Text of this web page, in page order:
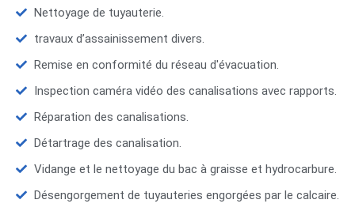
Nettoyage de tuyauterie.
travaux d’assainissement divers.
Remise en conformité du réseau d'évacuation.
Inspection caméra vidéo des canalisations avec rapports.
Réparation des canalisations.
Détartrage des canalisation.
Vidange et le nettoyage du bac à graisse et hydrocarbure.
Désengorgement de tuyauteries engorgées par le calcaire.